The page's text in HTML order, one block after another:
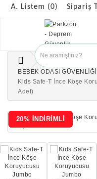
A. Listem (0) Sipariş
ÇOCUK
BEBEK ODASI GÜVENLİĞİ
Kids Safe-T İnce Köşe
Adet)
20% İNDİRİMLİ